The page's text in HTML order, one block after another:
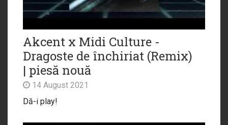
Akcent x Midi Culture -
Dragoste de închiriat (Remix)
| piesă nouă
14 August 2021
Dă-i play!